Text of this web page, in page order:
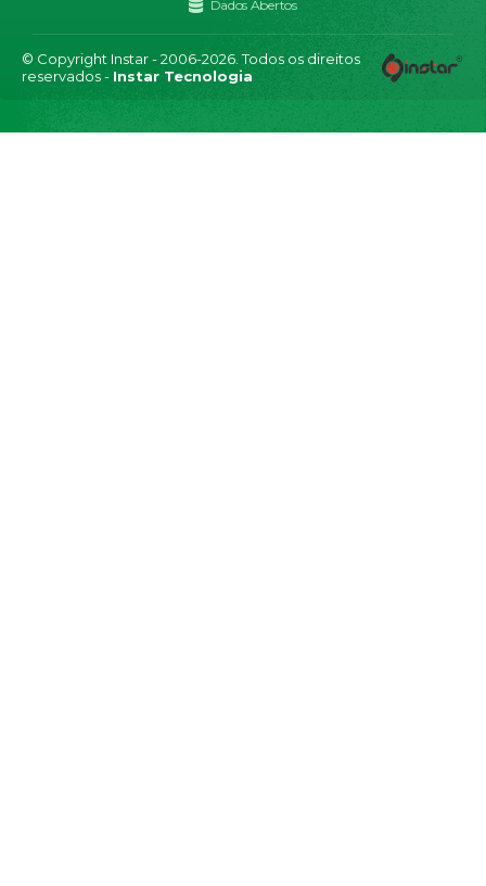
Dados Abertos
© Copyright Instar - 2006-2026. Todos os direitos
reservados - Instar Tecnologia